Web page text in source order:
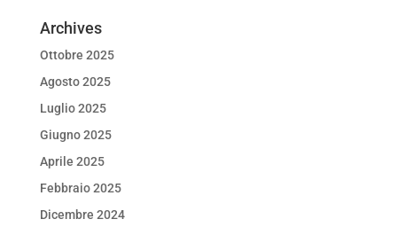
Archives
Ottobre 2025
Agosto 2025
Luglio 2025
Giugno 2025
Aprile 2025
Febbraio 2025
Dicembre 2024